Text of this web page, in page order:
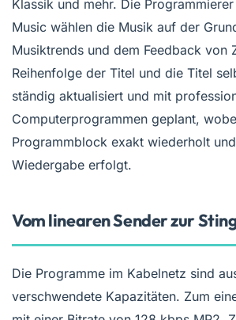
Klassik und mehr. Die
Music wählen die Musik auf der
Musiktrends und dem Feedback von
Reihenfolge der Titel und die Titel
ständig aktualisiert und mit
Computerprogrammen geplant,
Programmblock exakt wiederholt
Wiedergabe erfolgt.
Vom linearen Sender zur
Die Programme im Kabelnetz sind
verschwendete Kapazitäten. Zum